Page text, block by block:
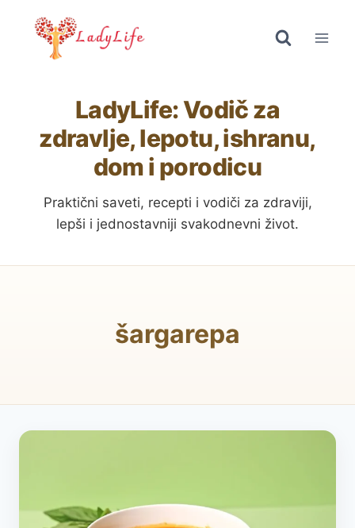
LadyLife: Vodič za
zdravlje, lepotu, ishranu,
dom i porodicu
Praktični saveti, recepti i vodiči za zdraviji,
lepši i jednostavniji svakodnevni život.
šargarepa